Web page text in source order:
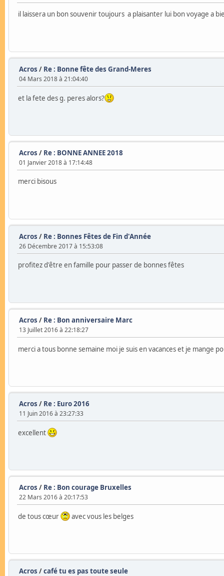
il laissera un bon souvenir toujours a plaisanter lui bon voyage a
Acros / Re : Bonne fête des Grand-Meres
04 Mars 2018 à 21:04:40
et la fete des g. peres alors?
Acros / Re : BONNE ANNEE 2018
01 Janvier 2018 à 17:14:48
merci bisous
Acros / Re : Bonnes Fêtes de Fin d'Année
26 Décembre 2017 à 15:53:08
profitez d'être en famille pour passer de bonnes fêtes
Acros / Re : Bon anniversaire Marc
13 Juillet 2016 à 22:18:27
merci a tous bonne semaine moi je suis en vacances et je mange
Acros / Re : Euro 2016
11 Juin 2016 à 23:27:33
excellent
Acros / Re : Bon courage Bruxelles
22 Mars 2016 à 20:17:53
de tous cœur avec vous les belges
Acros /café tu es pas toute seule